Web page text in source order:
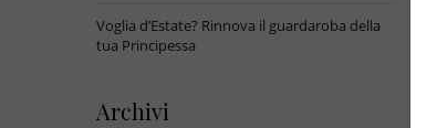
Voglia d’Estate? Rinnova il guardaroba della
tua Principessa
Archivi